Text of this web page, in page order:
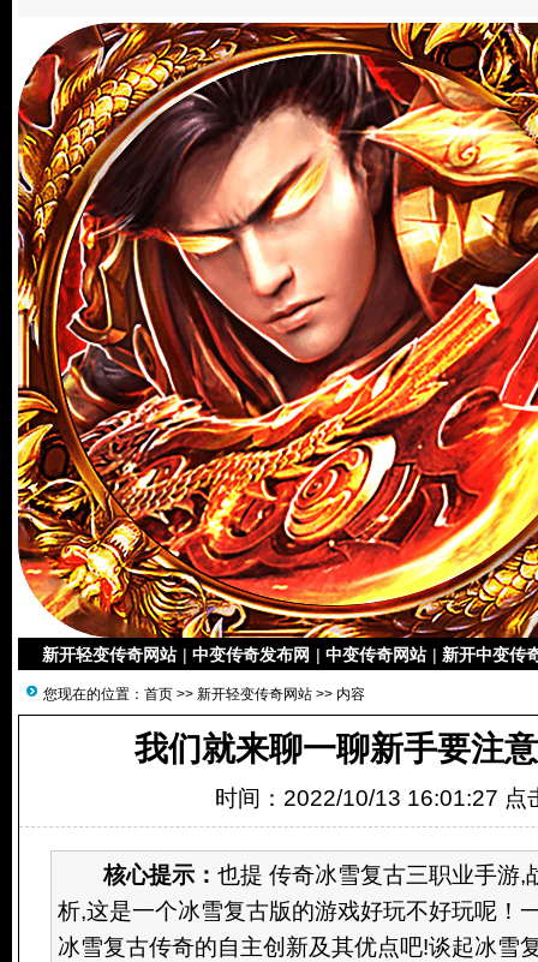
新开轻变传奇网站 | 中变传奇发布网 | 中变传奇网站 | 新开中变传
您现在的位置： 首页 >> 新开轻变传奇网站 >> 内容
我们就来聊一聊新手要注
时间：2022/10/13 16:01:27 点
核心提示： 也提 传奇冰雪复古三职业手游,
析,这是一个冰雪复古版的游戏好玩不好玩呢！
冰雪复古传奇的自主创新及其优点吧!谈起冰雪